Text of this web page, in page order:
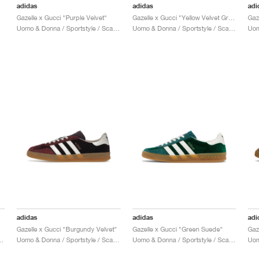
adidas
Gazelle x Gucci "Purple Velvet"
adidas
Gazelle x Gucci "Yellow Velvet Green"
adidas
Gazelle x Gucci "Burgundy Velvet"
adidas
Gazelle x Gucci "Green Suede"